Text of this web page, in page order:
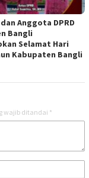
Anggota DPRD
Bangli
Selamat Hari
Kabupaten Bangli
wajib ditandai *